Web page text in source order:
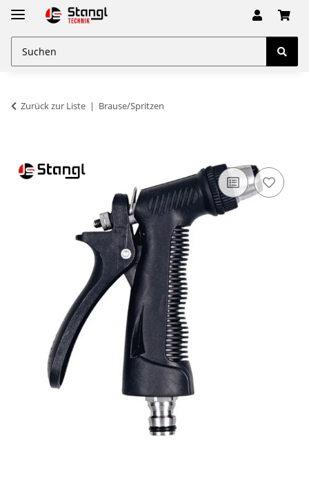
Zurück zur Liste Brause/Spritzen